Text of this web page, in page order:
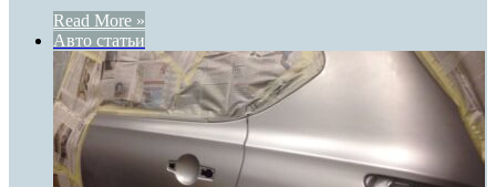
Read More »
Авто статьи